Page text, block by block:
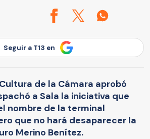
Seguir a T13 en
de la Cámara aprobó
a Sala la iniciativa que
nombre de la terminal
que no hará desaparecer la
Merino Benítez.